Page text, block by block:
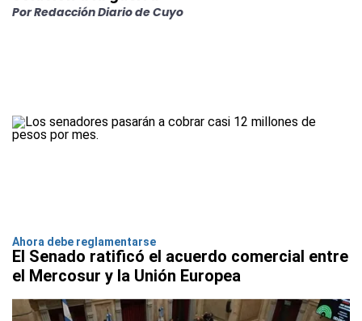
Por Redacción Diario de Cuyo
Ahora debe reglamentarse
El Senado ratificó el acuerdo comercial entre
el Mercosur y la Unión Europea